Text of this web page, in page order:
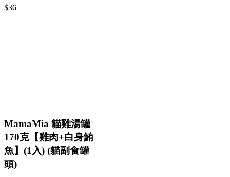
$36
MamaMia 貓雞湯罐
170克【雞肉+白身鮪
魚】(1入) (貓副食罐
頭)